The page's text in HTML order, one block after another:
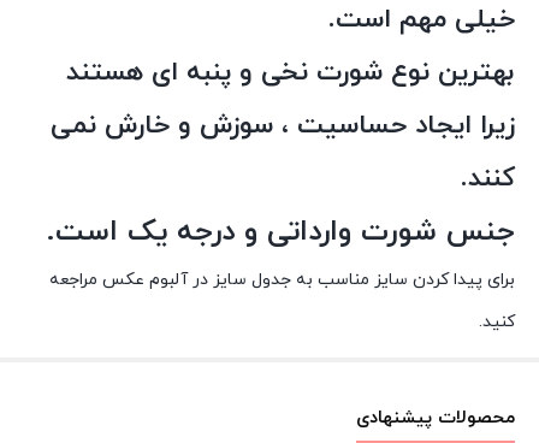
خیلی مهم است.
بهترین نوع شورت نخی و پنبه ای هستند
زیرا ایجاد حساسیت ، سوزش و خارش نمی
کنند.
جنس شورت وارداتی و درجه یک است.
برای پیدا کردن سایز مناسب به جدول سایز در آلبوم عکس مراجعه
کنید.
محصولات پیشنهادی